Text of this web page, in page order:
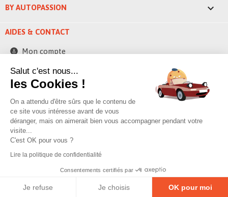
BY AUTOPASSION 
AIDES & CONTACT
Mon compte
Contactez-nous
248 ZAE la bascule
contact@byautopassion.com
04 74 87 05 41
© 2026 By AutoPassion,Poivre & sell
Mentions légales Politique de confidentialité Gestion des cookies
Salut c'est nous...
les Cookies !
On a attendu d'être sûrs que le contenu de
ce site vous intéresse avant de vous
déranger, mais on aimerait bien vous accompagner pendant votre
visite...
C'est OK pour vous ?
Lire la politique de confidentialité
Consentements certifiés par
Je refuse Je choisis OK pour moi